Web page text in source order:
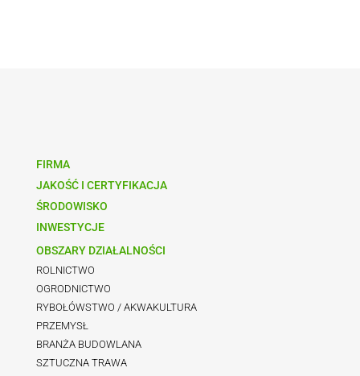
FIRMA
JAKOŚĆ I CERTYFIKACJA
ŚRODOWISKO
INWESTYCJE
OBSZARY DZIAŁALNOŚCI
ROLNICTWO
OGRODNICTWO
RYBOŁÓWSTWO / AKWAKULTURA
PRZEMYSŁ
BRANŻA BUDOWLANA
SZTUCZNA TRAWA